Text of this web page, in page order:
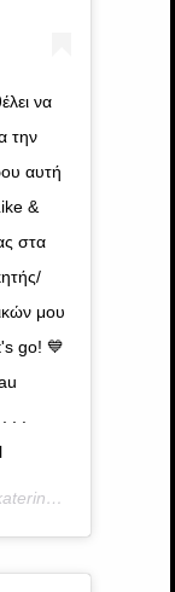
να
την
αυτή
&
στα
μου
go! 💙
. .
on